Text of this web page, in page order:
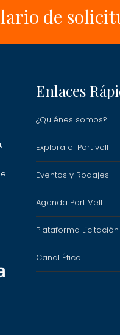
de
Enlaces
¿Quiénes somos?
Explora el Port vell
Eventos y Rodajes
Agenda Port Vell
Plataforma
Canal Ético